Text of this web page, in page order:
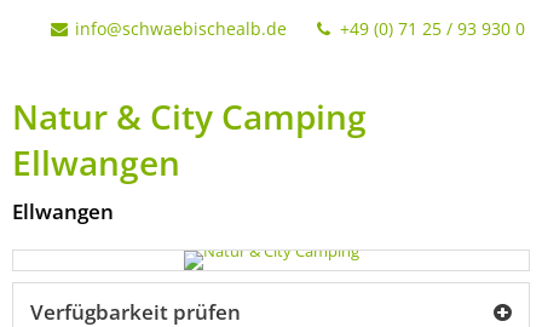
info@schwaebischealb.de +49 (0) 71 25 / 93 930 0
Natur & City Camping
Ellwangen
Ellwangen
Verfügbarkeit prüfen